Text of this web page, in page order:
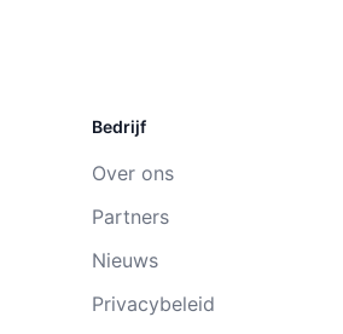
Bedrijf
Over ons
Partners
Nieuws
Privacybeleid